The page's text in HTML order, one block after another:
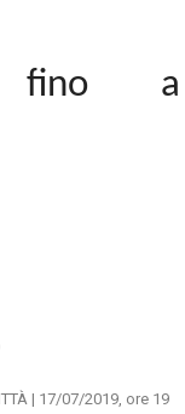
fino a
| 17/07/2019, ore 19